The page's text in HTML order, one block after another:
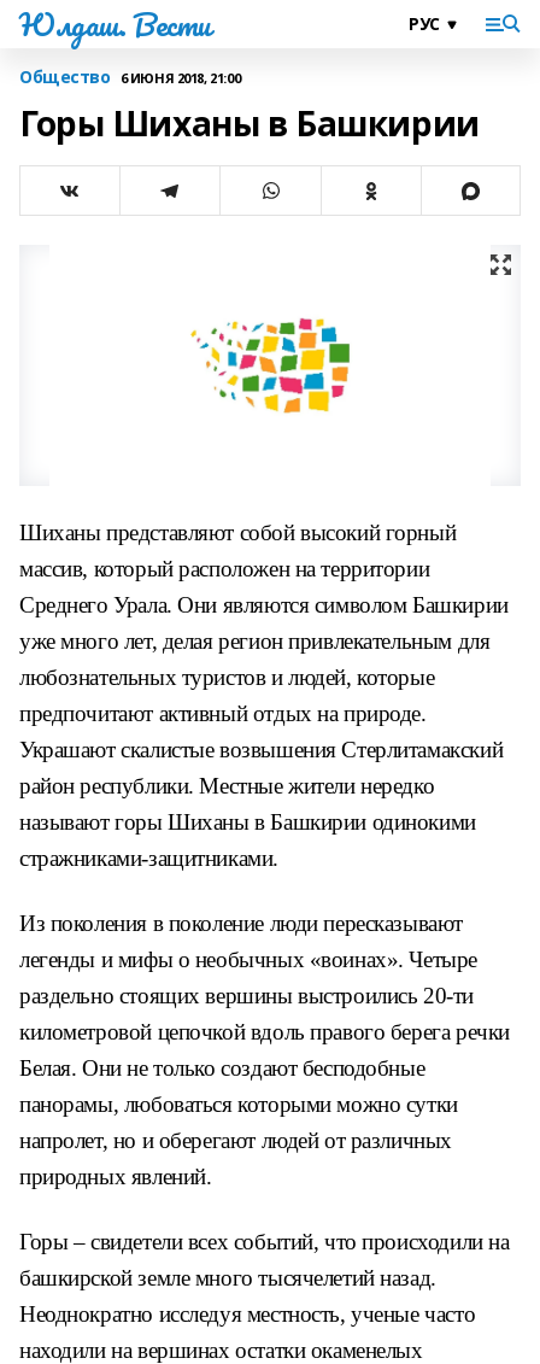
Юлдаш. Вести
Общество 6 ИЮНЯ 2018, 21:00
Горы Шиханы в Башкирии
Шиханы представляют собой высокий горный
массив, который расположен на территории
Среднего Урала. Они являются символом Башкирии
уже много лет, делая регион привлекательным для
любознательных туристов и людей, которые
предпочитают активный отдых на природе.
Украшают скалистые возвышения Стерлитамакский
район республики. Местные жители нередко
называют горы Шиханы в Башкирии одинокими
стражниками-защитниками.
Из поколения в поколение люди пересказывают
легенды и мифы о необычных «воинах». Четыре
раздельно стоящих вершины выстроились 20-ти
километровой цепочкой вдоль правого берега речки
Белая. Они не только создают бесподобные
панорамы, любоваться которыми можно сутки
напролет, но и оберегают людей от различных
природных явлений.
Горы – свидетели всех событий, что происходили на
башкирской земле много тысячелетий назад.
Неоднократно исследуя местность, ученые часто
находили на вершинах остатки окаменелых